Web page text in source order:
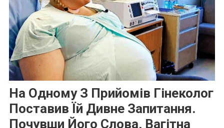
На Одному З Прийомів Гінеколог
Поставив Їй Дивне Запитання.
Почувши Його Слова, Вагітна